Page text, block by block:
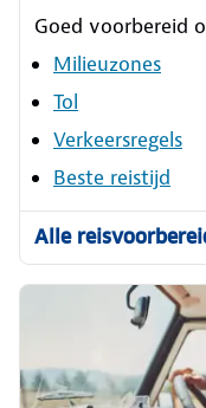
Goed voorbereid
Milieuzones
Tol
Verkeersregels
Beste reistijd
Alle